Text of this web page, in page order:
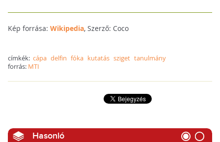
Kép forrása: Wikipedia, Szerző: Coco
címkék: cápa delfin fóka kutatás sziget tanulmány
forrás: MTI
Hasonló